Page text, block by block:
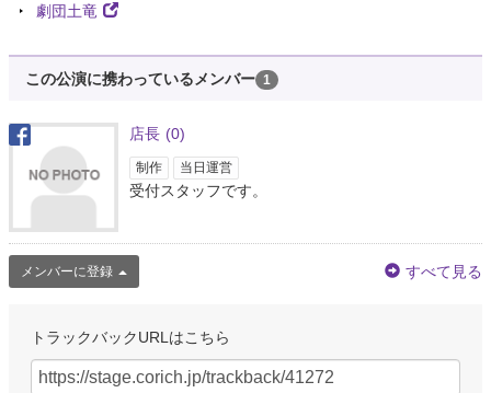
劇団土竜
この公演に携わっているメンバー 1
店長 (0)
制作 当日運営
受付スタッフです。
メンバーに登録 すべて見る
トラックバックURLはこちら